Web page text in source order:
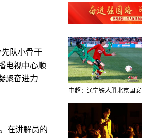
队小骨干
电视中心顺
聚奋进力
在讲解员的
中超：辽宁铁人胜北京国安